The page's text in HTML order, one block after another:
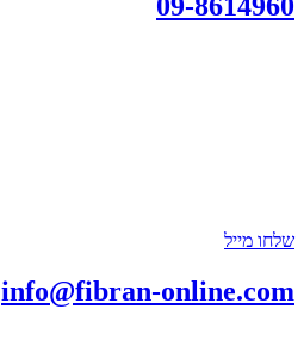
שלחו מייל
info@fibran-online.com